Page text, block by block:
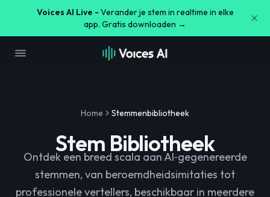
Voices AI Live - Verander je stem in realtime in elke
app. Gratis downloaden →
Home Stemmenbibliotheek
Stem Bibliotheek
Ontdek een breed scala aan AI‑gegenereerde
stemmen, van beroemdheidsimitaties tot
professionele vertellers, beschikbaar in meerdere